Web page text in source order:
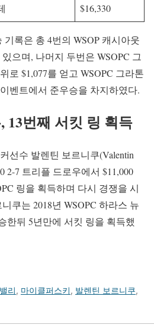
$16,330
록은 총 4번의 WSOP 캐시아웃
으며, 나머지 두번은 WSOPC 그
로 $1,077를 얻고 WSOPC 그라톤
벤트에서 준우승을 차지하였다.
13번째 서킷 링 획득
선수 발렌틴 보르니쿠(Valentin
2-7 트리플 드로우에서 $11,000
링을 획득하며 다시 경쟁을 시
쿠는 2018년 WSOPC 하라스 뉴
한뒤 5년만에 서킷 링을 획득했
리, 마이클퍼스키, 발렌틴 보르니쿠,